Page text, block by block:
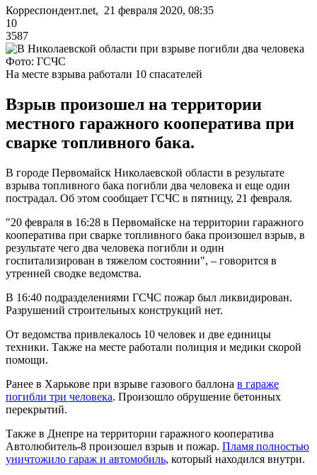
Корреспондент.net, 21 февраля 2020, 08:35
10
3587
Фото: ГСЧС
На месте взрыва работали 10 спасателей
Взрыв произошел на территории
местного гаражного кооператива при
сварке топливного бака.
В городе Первомайск Николаевской области в результате
взрыва топливного бака погибли два человека и еще один
пострадал. Об этом сообщает ГСЧС в пятницу, 21 февраля.
"20 февраля в 16:28 в Первомайске на территории гаражного
кооператива при сварке топливного бака произошел взрыв, в
результате чего два человека погибли и один
госпитализирован в тяжелом состоянии", – говорится в
утренней сводке ведомства.
В 16:40 подразделениями ГСЧС пожар был ликвидирован.
Разрушений строительных конструкций нет.
От ведомства привлекалось 10 человек и две единицы
техники. Также на месте работали полиция и медики скорой
помощи.
Ранее в Харькове при взрыве газового баллона в гараже
погибли три человека. Произошло обрушение бетонных
перекрытий.
Также в Днепре на территории гаражного кооператива
Автолюбитель-8 произошел взрыв и пожар. Пламя полностью
уничтожило гараж и автомобиль, который находился внутри.